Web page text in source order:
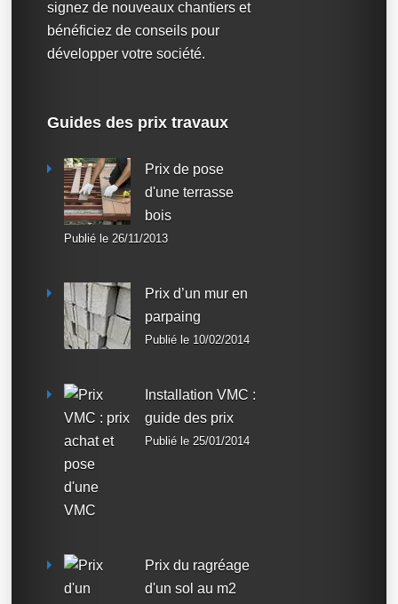
signez de nouveaux chantiers et
bénéficiez de conseils pour
développer votre société.
Guides des prix travaux
Prix de pose
d'une terrasse
bois
Publié le 26/11/2013
Prix d’un mur en
parpaing
Publié le 10/02/2014
Installation VMC :
guide des prix
Publié le 25/01/2014
Prix du ragréage
d'un sol au m2